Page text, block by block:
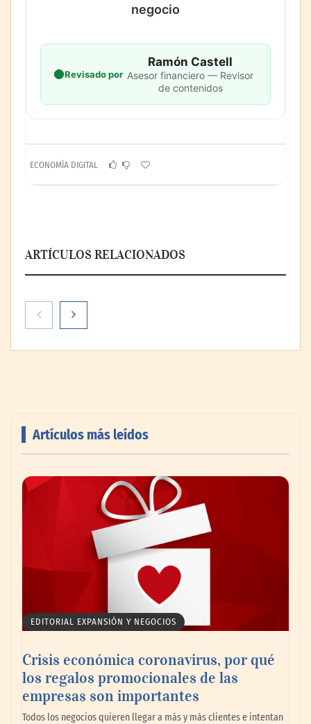
negocio
Revisado por
Ramón Castell
Asesor financiero — Revisor
de contenidos
ECONOMÍA DIGITAL
ARTÍCULOS RELACIONADOS
La cartera vencida hipotecaria aumenta al
doble de velocidad que la cartera sana en
Toro Tapas inaugura su Raw Bar: una
experiencia desde mediodía hasta el
anochecer con cocina abierta
Artículos más leídos
EDITORIAL EXPANSIÓN Y NEGOCIOS
Crisis económica coronavirus, por qué
los regalos promocionales de las
empresas son importantes
Todos los negocios quieren llegar a más y más clientes e intentan